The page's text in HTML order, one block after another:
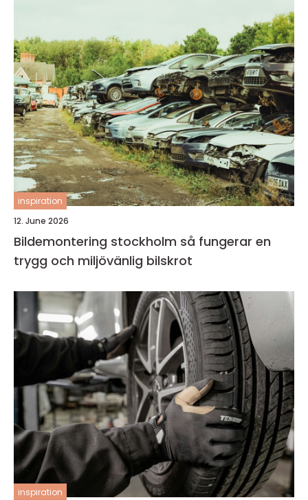
inspiration
12. June 2026
Bildemontering stockholm så fungerar en
trygg och miljövänlig bilskrot
inspiration